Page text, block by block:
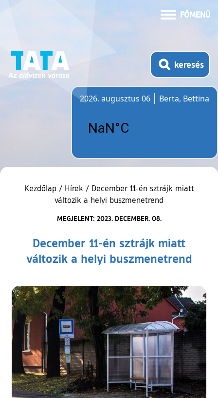
FŐMENÜ
keresés
2026. augusztus 06
Berta, Bettina
Kezdőlap / Hírek / December 11-én sztrájk miatt
változik a helyi buszmenetrend
MEGJELENT: 2023. DECEMBER. 08.
December 11-én sztrájk miatt
változik a helyi buszmenetrend